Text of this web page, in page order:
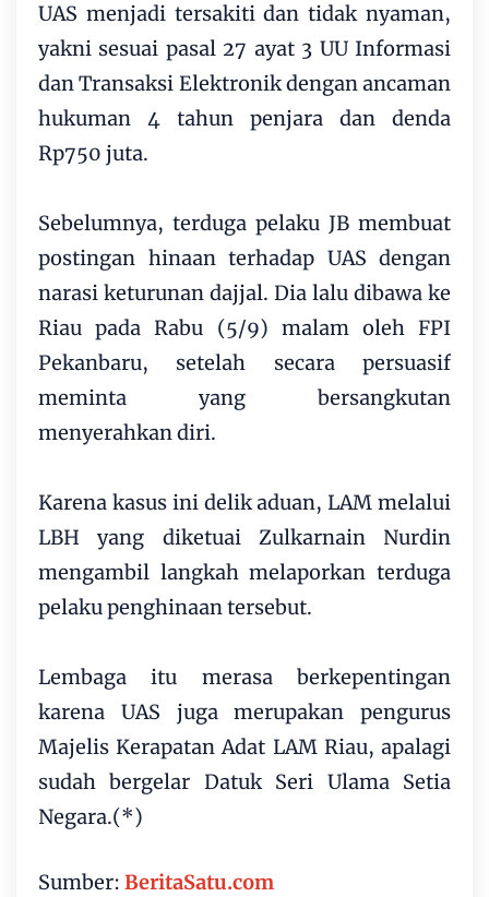
UAS menjadi tersakiti dan tidak nyaman,
yakni sesuai pasal 27 ayat 3 UU Informasi
dan Transaksi Elektronik dengan ancaman
hukuman 4 tahun penjara dan denda
Rp750 juta.
Sebelumnya, terduga pelaku JB membuat
postingan hinaan terhadap UAS dengan
narasi keturunan dajjal. Dia lalu dibawa ke
Riau pada Rabu (5/9) malam oleh FPI
Pekanbaru, setelah secara persuasif
meminta yang bersangkutan
menyerahkan diri.
Karena kasus ini delik aduan, LAM melalui
LBH yang diketuai Zulkarnain Nurdin
mengambil langkah melaporkan terduga
pelaku penghinaan tersebut.
Lembaga itu merasa berkepentingan
karena UAS juga merupakan pengurus
Majelis Kerapatan Adat LAM Riau, apalagi
sudah bergelar Datuk Seri Ulama Setia
Negara.(*)
Sumber: BeritaSatu.com